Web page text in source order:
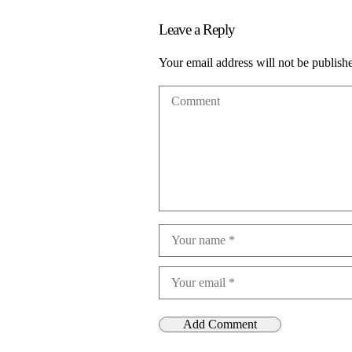
Leave a Reply
Your email address will not be